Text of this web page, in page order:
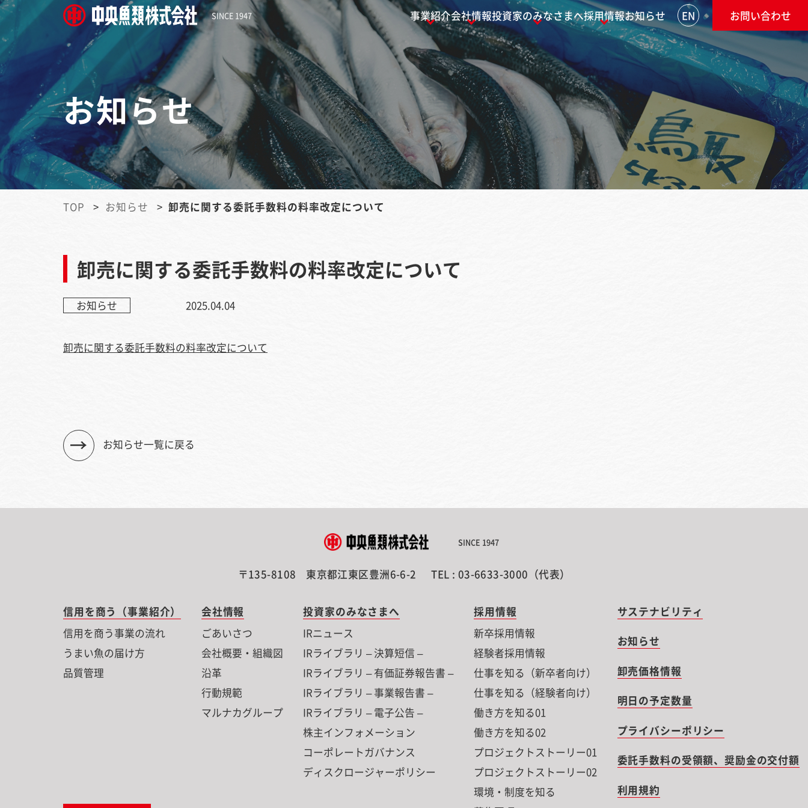
SINCE 1947 事業紹介会社情報投資家のみなさまへ採用情報お知らせ EN お問い合わせ
お知らせ
TOP お知らせ 卸売に関する委託手数料の料率改定について
卸売に関する委託手数料の料率改定について
お知らせ 2025.04.04
卸売に関する委託手数料の料率改定について
お知らせ一覧に戻る
SINCE 1947
〒135-8108 東京都江東区豊洲6-6-2 TEL : 03-6633-3000（代表）
信用を商う（事業紹介）
信用を商う事業の流れ
うまい魚の届け方
品質管理
会社情報
ごあいさつ
会社概要・組織図
沿革
行動規範
マルナカグループ
投資家のみなさまへ
IRニュース
IRライブラリ – 決算短信 –
IRライブラリ – 有価証券報告書 –
IRライブラリ – 事業報告書 –
IRライブラリ – 電子公告 –
株主インフォメーション
コーポレートガバナンス
ディスクロージャーポリシー
採用情報
新卒採用情報
経験者採用情報
仕事を知る（新卒者向け）
仕事を知る（経験者向け）
働き方を知る01
働き方を知る02
プロジェクトストーリー01
プロジェクトストーリー02
環境・制度を知る
サステナビリティ
お知らせ
卸売価格情報
明日の予定数量
プライバシーポリシー
委託手数料の受領額、奨励金の交付額
利用規約